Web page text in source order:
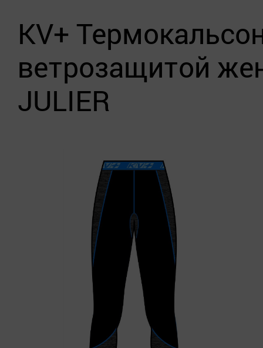
KV+
ветрозащитой
JULIER